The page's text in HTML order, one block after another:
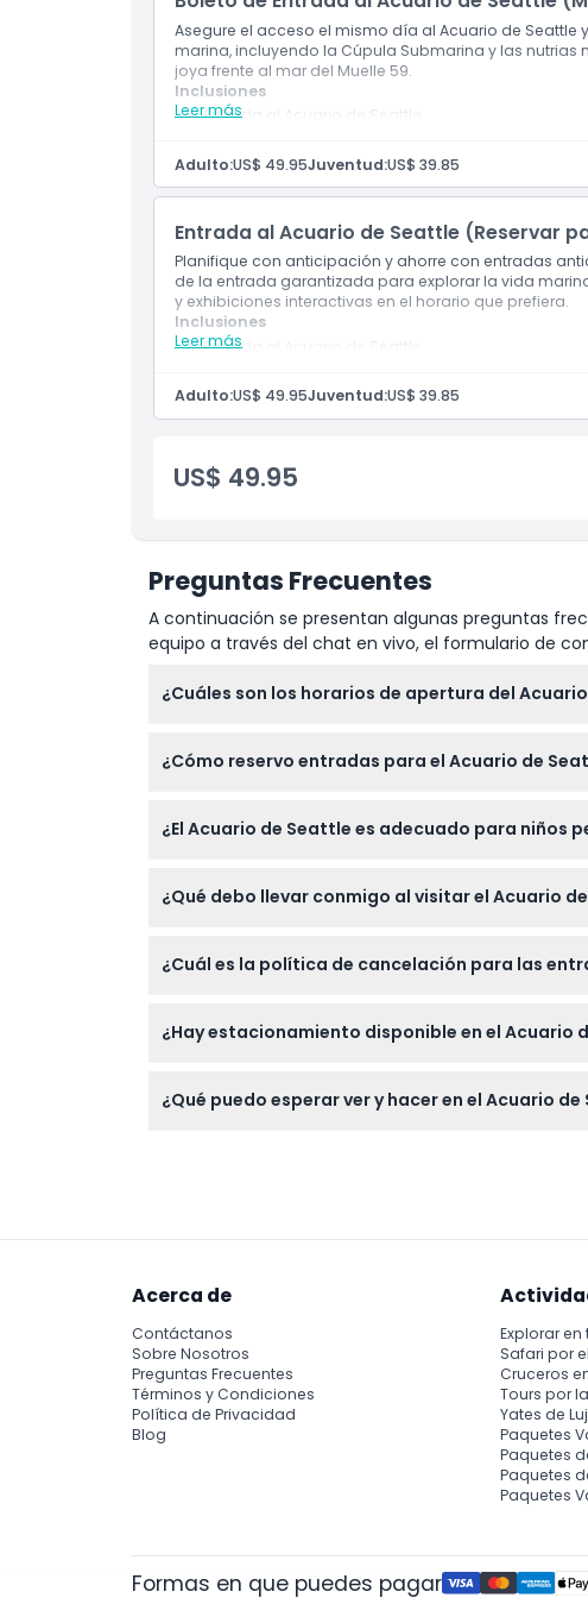
Horario de Apertura
Cosas a Saber
Ubicación
Cómo Canjear
Política de Cancelación
Asegure el acceso el mismo día al Acuario de Seattle
marina, incluyendo la Cúpula Submarina y las
joya frente al mar del Muelle 59.
Leer más
Inclusiones
Entrada al Acuario de Seattle
Adulto:US$ 49.95Juventud:US$ 39.85
Entrada al Acuario de Seattle (Reservar
Planifique con anticipación y ahorre con entradas
de la entrada garantizada para explorar la vida
y exhibiciones interactivas en el horario que prefiera.
Leer más
Inclusiones
Entrada al Acuario de Seattle
Adulto:US$ 49.95Juventud:US$ 39.85
US$ 49.95
Preguntas Frecuentes
A continuación se presentan algunas preguntas
equipo a través del chat en vivo, el formulario de
¿Cuáles son los horarios de apertura del
reservada para asegurar un acceso fluido
¿Cómo reservo entradas para el Acuario de
que por favor llegue dentro de su ventana de
¿El Acuario de Seattle es adecuado para niños
adultos que quieran explorar la vida marina.
¿Qué debo llevar conmigo al visitar el Acuario
frío cerca del agua. La comida y las bebidas no
¿Cuál es la política de cancelación para las
¿Hay estacionamiento disponible en el Acuario
¿Qué puedo esperar ver y hacer en el Acuario de
Acerca de
Contáctanos
Sobre Nosotros
Preguntas Frecuentes
Términos y Condiciones
Política de Privacidad
Blog
Explorar
Safari por
Cruceros
Tours por
Yates de
Paquetes
Paquetes
Paquetes
Paquetes
Formas en que puedes pagar